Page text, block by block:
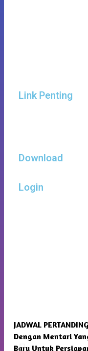
Link Penting
Download
Login
JADWAL
Dengan Mentari
Baru Untuk